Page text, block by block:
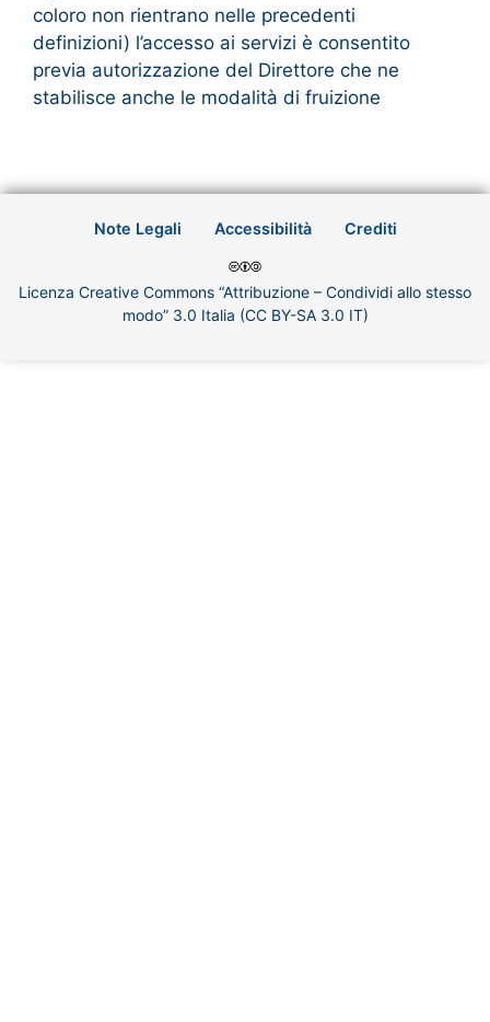
coloro non rientrano nelle precedenti
definizioni) l’accesso ai servizi è consentito
previa autorizzazione del Direttore che ne
stabilisce anche le modalità di fruizione
Note Legali Accessibilità Crediti
Licenza Creative Commons “Attribuzione – Condividi allo stesso
modo” 3.0 Italia (CC BY-SA 3.0 IT)